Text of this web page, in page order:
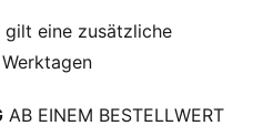
eine zusätzliche
AB EINEM BESTELLWERT